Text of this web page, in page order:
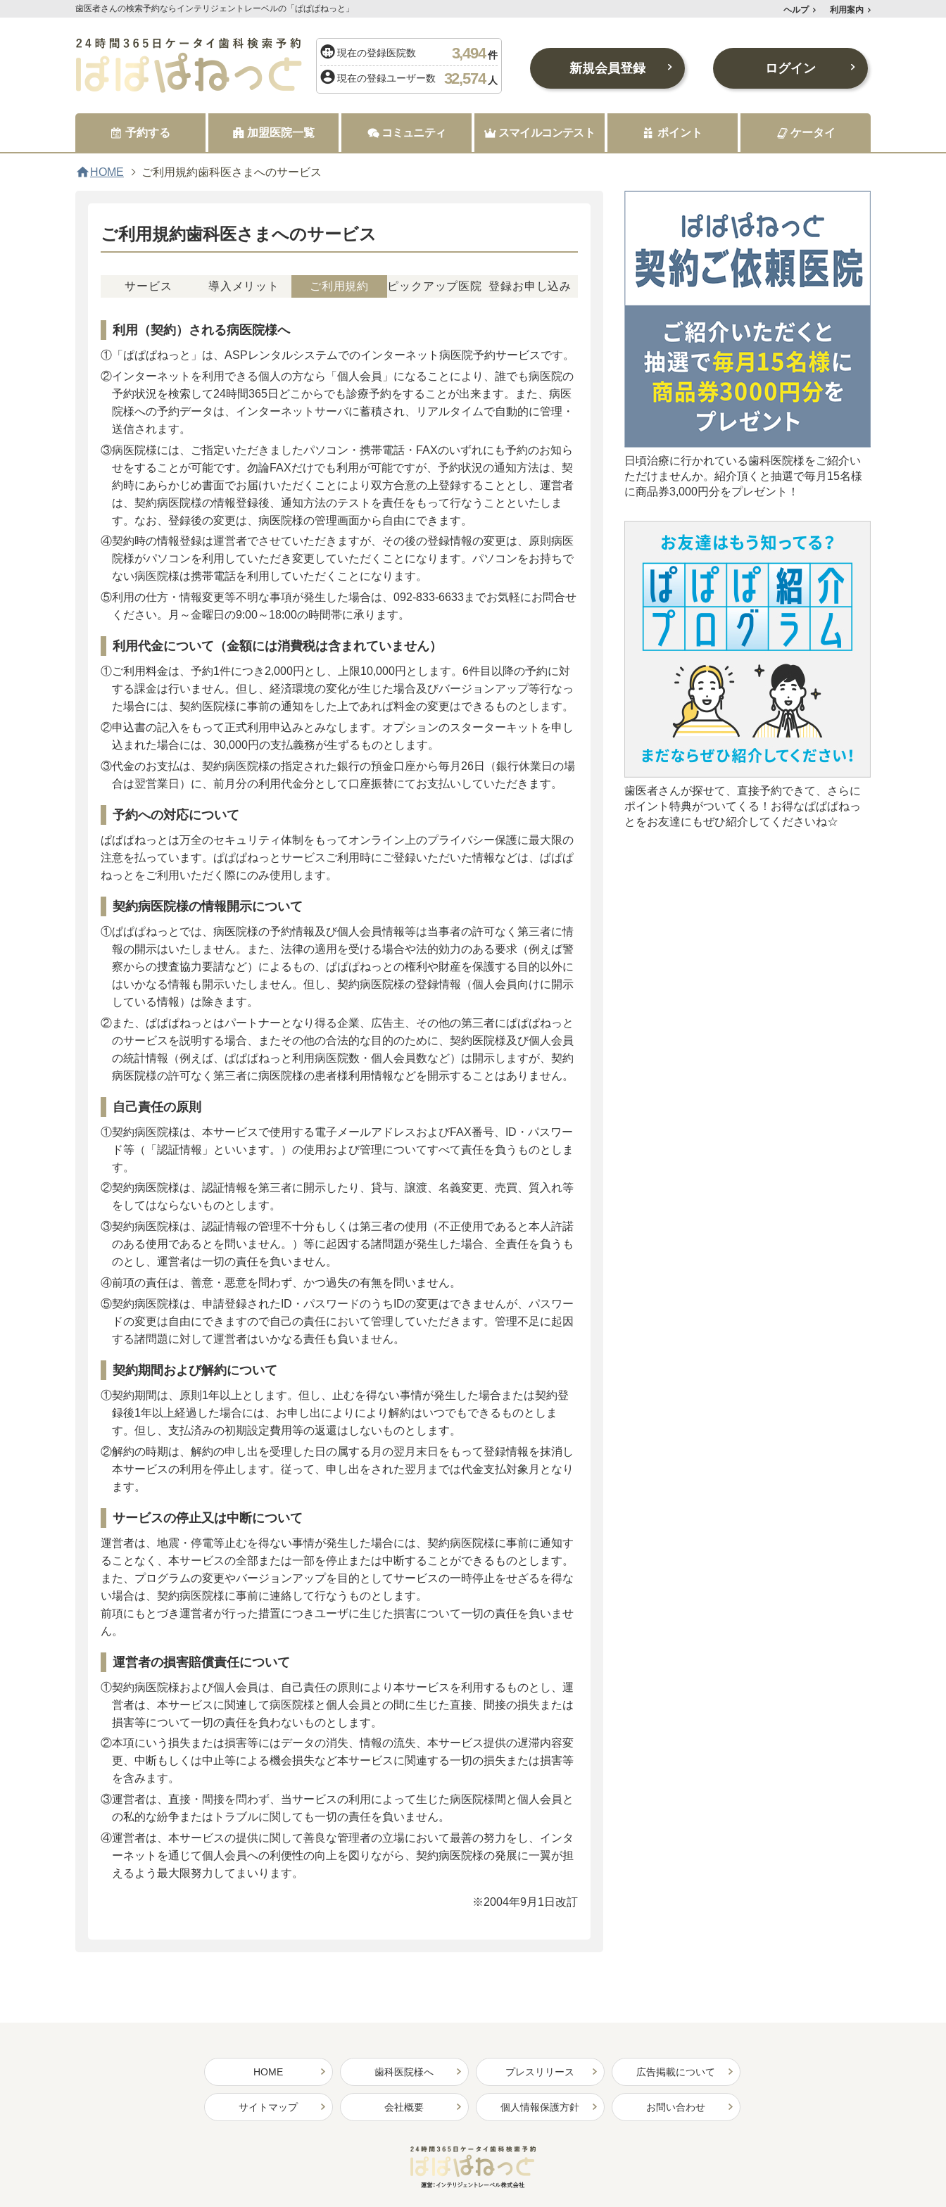
歯医者さんの検索予約ならインテリジェントレーベルの「ぱぱぱねっと」 ヘルプ 利用案内
現在の登録医院数 3,494件
現在の登録ユーザー数 32,574 人
新規会員登録 ログイン
予約する 加盟医院一覧 コミュニティ スマイルコンテスト ポイント ケータイ
home HOME ご利用規約歯科医さまへのサービス
ご利用規約歯科医さまへのサービス
サービス 導入メリット ご利用規約 ピックアップ医院 登録お申し込み
利用（契約）される病医院様へ
①「ぱぱぱねっと」は、ASPレンタルシステムでのインターネット病医院予約サービスです。
②インターネットを利用できる個人の方なら「個人会員」になることにより、誰でも病医院の
予約状況を検索して24時間365日どこからでも診療予約をすることが出来ます。また、病医
院様への予約データは、インターネットサーバに蓄積され、リアルタイムで自動的に管理・
送信されます。
③病医院様には、ご指定いただきましたパソコン・携帯電話・FAXのいずれにも予約のお知ら
せをすることが可能です。勿論FAXだけでも利用が可能ですが、予約状況の通知方法は、契
約時にあらかじめ書面でお届けいただくことにより双方合意の上登録することとし、運営者
は、契約病医院様の情報登録後、通知方法のテストを責任をもって行なうことといたしま
す。なお、登録後の変更は、病医院様の管理画面から自由にできます。
④契約時の情報登録は運営者でさせていただきますが、その後の登録情報の変更は、原則病医
院様がパソコンを利用していただき変更していただくことになります。パソコンをお持ちで
ない病医院様は携帯電話を利用していただくことになります。
⑤利用の仕方・情報変更等不明な事項が発生した場合は、092-833-6633までお気軽にお問合せ
ください。月～金曜日の9:00～18:00の時間帯に承ります。
利用代金について（金額には消費税は含まれていません）
①ご利用料金は、予約1件につき2,000円とし、上限10,000円とします。6件目以降の予約に対
する課金は行いません。但し、経済環境の変化が生じた場合及びバージョンアップ等行なっ
た場合には、契約医院様に事前の通知をした上であれば料金の変更はできるものとします。
②申込書の記入をもって正式利用申込みとみなします。オプションのスターターキットを申し
込まれた場合には、30,000円の支払義務が生ずるものとします。
③代金のお支払は、契約病医院様の指定された銀行の預金口座から毎月26日（銀行休業日の場
合は翌営業日）に、前月分の利用代金分として口座振替にてお支払いしていただきます。
予約への対応について
ぱぱぱねっとは万全のセキュリティ体制をもってオンライン上のプライバシー保護に最大限の
注意を払っています。ぱぱぱねっとサービスご利用時にご登録いただいた情報などは、ぱぱぱ
ねっとをご利用いただく際にのみ使用します。
契約病医院様の情報開示について
①ぱぱぱねっとでは、病医院様の予約情報及び個人会員情報等は当事者の許可なく第三者に情
報の開示はいたしません。また、法律の適用を受ける場合や法的効力のある要求（例えば警
察からの捜査協力要請など）によるもの、ぱぱぱねっとの権利や財産を保護する目的以外に
はいかなる情報も開示いたしません。但し、契約病医院様の登録情報（個人会員向けに開示
している情報）は除きます。
②また、ぱぱぱねっとはパートナーとなり得る企業、広告主、その他の第三者にぱぱぱねっと
のサービスを説明する場合、またその他の合法的な目的のために、契約医院様及び個人会員
の統計情報（例えば、ぱぱぱねっと利用病医院数・個人会員数など）は開示しますが、契約
病医院様の許可なく第三者に病医院様の患者様利用情報などを開示することはありません。
自己責任の原則
①契約病医院様は、本サービスで使用する電子メールアドレスおよびFAX番号、ID・パスワー
ド等（「認証情報」といいます。）の使用および管理についてすべて責任を負うものとしま
す。
②契約病医院様は、認証情報を第三者に開示したり、貸与、譲渡、名義変更、売買、質入れ等
をしてはならないものとします。
③契約病医院様は、認証情報の管理不十分もしくは第三者の使用（不正使用であると本人許諾
のある使用であるとを問いません。）等に起因する諸問題が発生した場合、全責任を負うも
のとし、運営者は一切の責任を負いません。
④前項の責任は、善意・悪意を問わず、かつ過失の有無を問いません。
⑤契約病医院様は、申請登録されたID・パスワードのうちIDの変更はできませんが、パスワー
ドの変更は自由にできますので自己の責任において管理していただきます。管理不足に起因
する諸問題に対して運営者はいかなる責任も負いません。
契約期間および解約について
①契約期間は、原則1年以上とします。但し、止むを得ない事情が発生した場合または契約登
録後1年以上経過した場合には、お申し出によりにより解約はいつでもできるものとしま
す。但し、支払済みの初期設定費用等の返還はしないものとします。
②解約の時期は、解約の申し出を受理した日の属する月の翌月末日をもって登録情報を抹消し
本サービスの利用を停止します。従って、申し出をされた翌月までは代金支払対象月となり
ます。
サービスの停止又は中断について
運営者は、地震・停電等止むを得ない事情が発生した場合には、契約病医院様に事前に通知す
ることなく、本サービスの全部または一部を停止または中断することができるものとします。
また、プログラムの変更やバージョンアップを目的としてサービスの一時停止をせざるを得な
い場合は、契約病医院様に事前に連絡して行なうものとします。
前項にもとづき運営者が行った措置につきユーザに生じた損害について一切の責任を負いませ
ん。
運営者の損害賠償責任について
①契約病医院様および個人会員は、自己責任の原則により本サービスを利用するものとし、運
営者は、本サービスに関連して病医院様と個人会員との間に生じた直接、間接の損失または
損害等について一切の責任を負わないものとします。
②本項にいう損失または損害等にはデータの消失、情報の流失、本サービス提供の遅滞内容変
更、中断もしくは中止等による機会損失など本サービスに関連する一切の損失または損害等
を含みます。
③運営者は、直接・間接を問わず、当サービスの利用によって生じた病医院様間と個人会員と
の私的な紛争またはトラブルに関しても一切の責任を負いません。
④運営者は、本サービスの提供に関して善良な管理者の立場において最善の努力をし、インタ
ーネットを通じて個人会員への利便性の向上を図りながら、契約病医院様の発展に一翼が担
えるよう最大限努力してまいります。
※2004年9月1日改訂
日頃治療に行かれている歯科医院様をご紹介い
ただけませんか。紹介頂くと抽選で毎月15名様
に商品券3,000円分をプレゼント！
歯医者さんが探せて、直接予約できて、さらに
ポイント特典がついてくる！お得なぱぱぱねっ
とをお友達にもぜひ紹介してくださいね☆
HOME 歯科医院様へ プレスリリース 広告掲載について
サイトマップ 会社概要 個人情報保護方針 お問い合わせ